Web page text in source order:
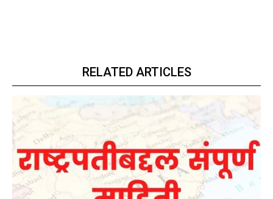
RELATED ARTICLES